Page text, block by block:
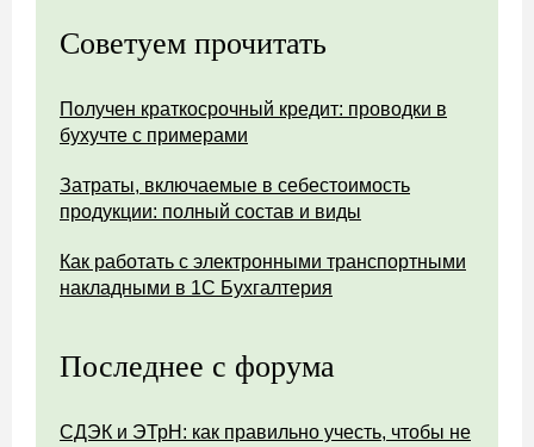
Советуем прочитать
Получен краткосрочный кредит: проводки в
бухучте с примерами
Затраты, включаемые в себестоимость
продукции: полный состав и виды
Как работать с электронными транспортными
накладными в 1С Бухгалтерия
Последнее с форума
СДЭК и ЭТрН: как правильно учесть, чтобы не